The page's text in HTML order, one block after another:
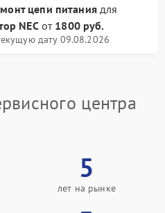
цепи питаниядля
NECот 1800 руб.
дату 09.08.2026
центра
5
лет на рынке